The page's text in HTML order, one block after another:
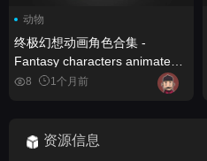
动物
终极幻想动画角色合集 -
Fantasy characters animated
Ultimate Bundle
8 1个月前
资源信息